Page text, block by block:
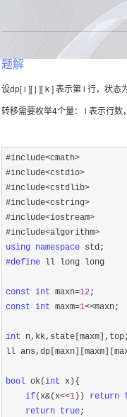
题解
设dp[ i ][ j ][ k ] 表示第 i 行，状态
转移需要枚举4个量： i 表示行数
#include<cmath>
#include<cstdio>
#include<cstdlib>
#include<cstring>
#include<iostream>
#include
<algorithm>
using namespace
#define ll long long
const int maxn=12
const int maxm=1<<maxn;
int n,kk,state[maxm],top;
ll
bool ok(int x){
if(x&(x<<1)) return
return true;